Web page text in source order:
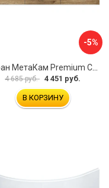
-5%
Экран МетаКам Premium Collection 4650208860133
4 685 руб. 4 451 руб.
В КОРЗИНУ